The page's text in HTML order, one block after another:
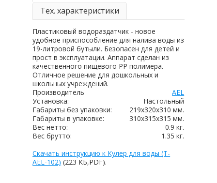
Тех. характеристики
Пластиковый водораздатчик - новое
удобное приспособление для налива воды из
19-литровой бутыли. Безопасен для детей и
прост в эксплуатации. Аппарат сделан из
качественного пищевого РР полимера.
Отличное решение для дошкольных и
школьных учреждений.
Производитель
AEL
Установка:
Настольный
Габариты без упаковки:
219х320х310 мм.
Габариты в упаковке:
310х315х315 мм.
Вес нетто:
0.9 кг.
Вес брутто:
1.35 кг.
Скачать инструкцию к Кулер для воды (T-
AEL-102) (223 КБ,PDF).